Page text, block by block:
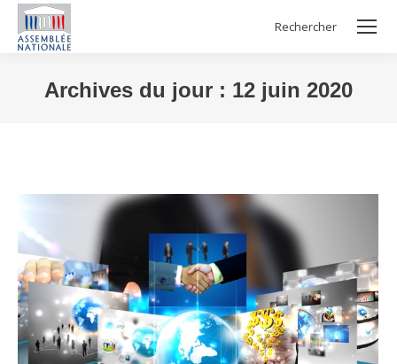
Search:
Rechercher
Archives du jour : 12 juin 2020